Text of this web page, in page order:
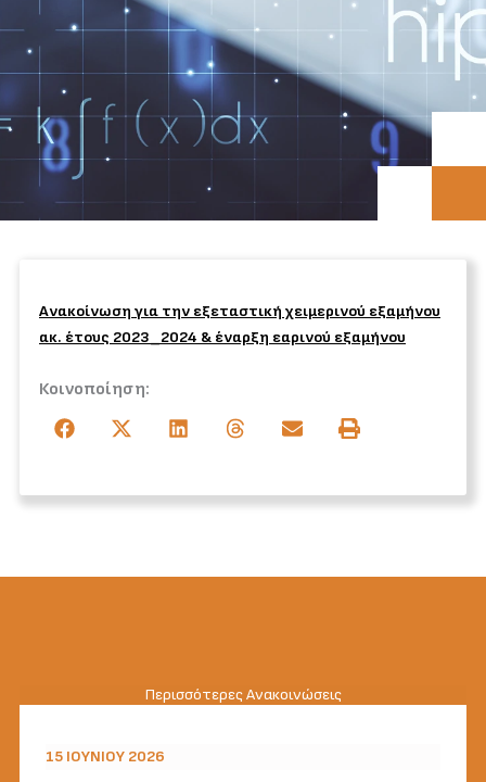
Ανακοίνωση για την εξεταστική χειμερινού εξαμήνου
ακ. έτους 2023_2024 & έναρξη εαρινού εξαμήνου
Κοινοποίηση:
Περισσότερες Ανακοινώσεις
15 ΙΟΥΝΊΟΥ 2026